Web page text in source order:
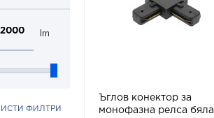
lm
ФИЛТРИ
Ъглов конектор за
монофазна релса бяла